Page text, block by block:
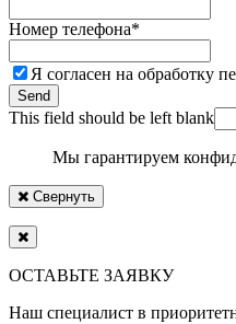
Номер телефона*
Я согласен на обработку
Send
This field should be left blank
Мы гарантируем
Свернуть
ОСТАВЬТЕ ЗАЯВКУ
Наш специалист в